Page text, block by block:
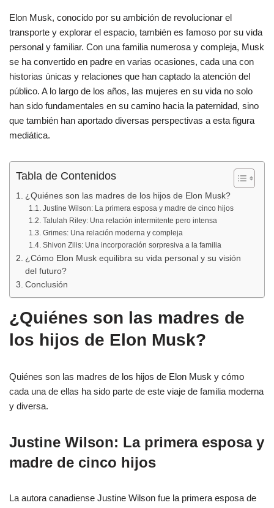
c
e
b
o
o
k
at
s
A
p
p
m
p
ar
tir
Elon Musk, conocido por su ambición de revolucionar el
transporte y explorar el espacio, también es famoso por su vida
personal y familiar. Con una familia numerosa y compleja, Musk
se ha convertido en padre en varias ocasiones, cada una con
historias únicas y relaciones que han captado la atención del
público. A lo largo de los años, las mujeres en su vida no solo
han sido fundamentales en su camino hacia la paternidad, sino
que también han aportado diversas perspectivas a esta figura
mediática.
Tabla de Contenidos
¿Quiénes son las madres de los hijos de Elon Musk?
Justine Wilson: La primera esposa y madre de cinco hijos
Talulah Riley: Una relación intermitente pero intensa
Grimes: Una relación moderna y compleja
Shivon Zilis: Una incorporación sorpresiva a la familia
¿Cómo Elon Musk equilibra su vida personal y su visión
del futuro?
Conclusión
¿Quiénes son las madres de
los hijos de Elon Musk?
Quiénes son las madres de los hijos de Elon Musk y cómo
cada una de ellas ha sido parte de este viaje de familia moderna
y diversa.
Justine Wilson: La primera esposa y
madre de cinco hijos
La autora canadiense Justine Wilson fue la primera esposa de